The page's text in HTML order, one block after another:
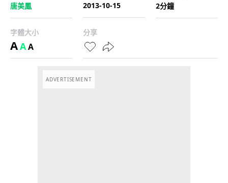
唐美鳳
2013-10-15
2分鐘
字體大小
AAA
分享
ADVERTISEMENT